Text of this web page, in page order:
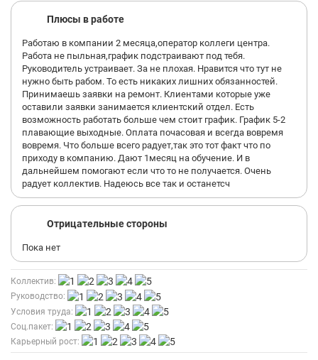
Плюсы в работе
Работаю в компании 2 месяца,оператор коллеги центра.
Работа не пыльная,график подстраивают под тебя.
Руководитель устраивает. За не плохая. Нравится что тут не
нужно быть рабом. То есть никаких лишних обязанностей.
Принимаешь заявки на ремонт. Клиентами которые уже
оставили заявки занимается клиентский отдел. Есть
возможность работать больше чем стоит график. График 5-2
плавающие выходные. Оплата почасовая и всегда вовремя
вовремя. Что больше всего радует,так это тот факт что по
приходу в компанию. Дают 1месяц на обучение. И в
дальнейшем помогают если что то не получается. Очень
радует коллектив. Надеюсь все так и останетсч
Отрицательные стороны
Пока нет
Коллектив:
Руководство:
Условия труда:
Соц.пакет:
Карьерный рост: